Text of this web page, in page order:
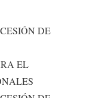
DE
EL